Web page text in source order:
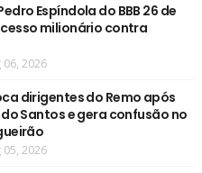
Espíndola do BBB 26 de
milionário contra
06, 2026
dirigentes do Remo após
Santos e gera confusão no
05, 2026